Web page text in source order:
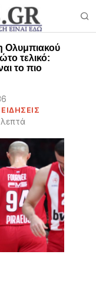
Ολυμπιακού
τελικό:
το πιο